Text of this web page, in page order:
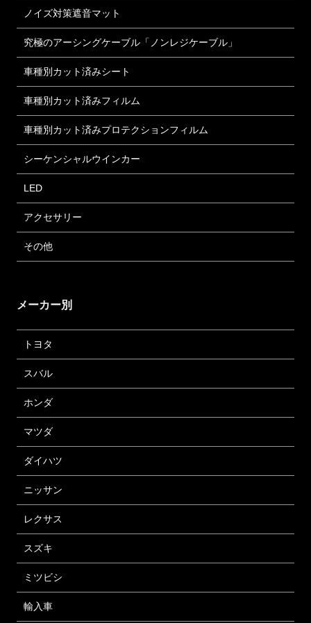
ノイズ対策遮音マット
究極のアーシングケーブル「ノンレジケーブル」
車種別カット済みシート
車種別カット済みフィルム
車種別カット済みプロテクションフィルム
シーケンシャルウインカー
LED
アクセサリー
その他
メーカー別
トヨタ
スバル
ホンダ
マツダ
ダイハツ
ニッサン
レクサス
スズキ
ミツビシ
輸入車